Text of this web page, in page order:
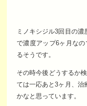
ミノキシジル3回目の
で濃度アップ6ヶ月な
るそうです。
その時今後どうするか
ては一応あと3ヶ月、治
かなと思っています。